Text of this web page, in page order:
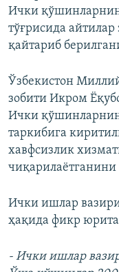
Ички
тўғрисида
қайтариб
Ўзбекистон
зобити Икром
Ички
таркибига
хавфсизлик
чиқарилаётганини
Ички ишлар
ҳақида фикр
- Ички ишлар